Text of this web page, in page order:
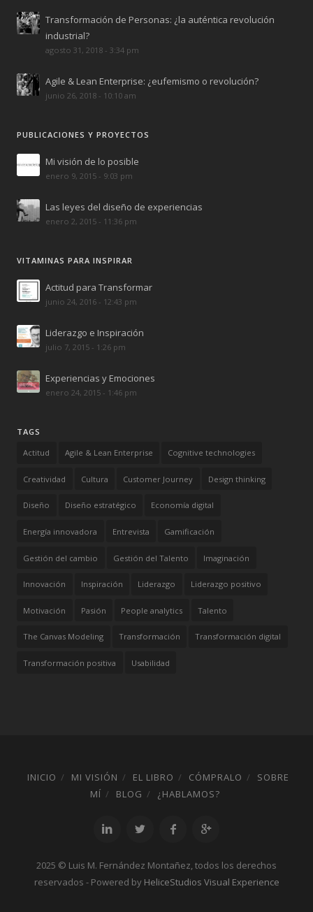
Transformación de Personas: ¿la auténtica revolución
industrial?
agosto 31, 2018 - 3:34 pm
Agile & Lean Enterprise: ¿eufemismo o revolución?
junio 26, 2018 - 10:10 am
PUBLICACIONES Y PROYECTOS
Mi visión de lo posible
enero 9, 2015 - 9:03 pm
Las leyes del diseño de experiencias
enero 2, 2015 - 11:36 pm
VITAMINAS PARA INSPIRAR
Actitud para Transformar
junio 24, 2016 - 12:43 pm
Liderazgo e Inspiración
julio 7, 2015 - 1:26 pm
Experiencias y Emociones
enero 24, 2015 - 1:46 pm
TAGS
Actitud Agile & Lean Enterprise Cognitive technologies
Creatividad Cultura Customer Journey Design thinking
Diseño Diseño estratégico Economía digital
Energía innovadora Entrevista Gamificación
Gestión del cambio Gestión del Talento Imaginación
Innovación Inspiración Liderazgo Liderazgo positivo
Motivación Pasión People analytics Talento
The Canvas Modeling Transformación Transformación digital
Transformación positiva Usabilidad
INICIO MI VISIÓN EL LIBRO CÓMPRALO
SOBRE
MÍ
BLOG ¿HABLAMOS?
2025 © Luis M. Fernández Montañez, todos los derechos
reservados - Powered by HeliceStudios Visual Experience